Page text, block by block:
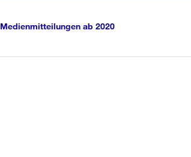
Medienmitteilungen ab 2020